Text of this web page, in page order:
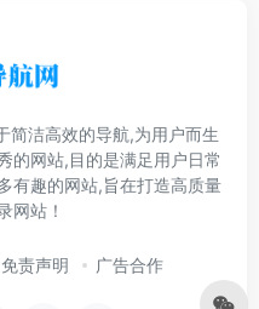
简洁高效的导航,为用户而生
的网站,目的是满足用户日常
有趣的网站,旨在打造高质量
网站！
免责声明 广告合作